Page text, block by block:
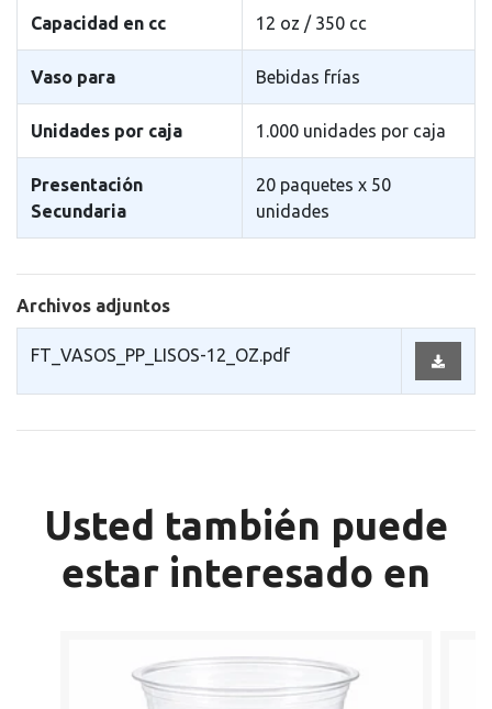
Capacidad en cc 12 oz / 350 cc
Vaso para Bebidas fr­ías
Unidades por caja 1.000 unidades por caja
Presentación
Secundaria
20 paquetes x 50
unidades
Archivos adjuntos
FT_VASOS_PP_LISOS-12_OZ.pdf
Usted también puede
estar interesado en